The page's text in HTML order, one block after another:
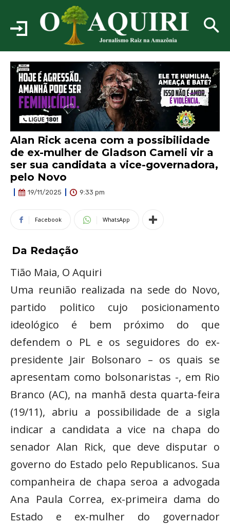
Alan Rick acena com a possibilidade
de ex-mulher de Gladson Cameli vir a
ser sua candidata a vice-governadora,
pelo Novo
19/11/2025 9:33 pm
Facebook WhatsApp
Da Redação
Tião Maia, O Aquiri
Uma reunião realizada na sede do Novo,
partido politico cujo posicionamento
ideológico é bem próximo do que
defendem o PL e os seguidores do ex-
presidente Jair Bolsonaro – os quais se
apresentam como bolsonaristas -, em Rio
Branco (AC), na manhã desta quarta-feira
(19/11), abriu a possibilidade de a sigla
indicar a candidata a vice na chapa do
senador Alan Rick, que deve disputar o
governo do Estado pelo Republicanos. Sua
companheira de chapa seroa a advogada
Ana Paula Correa, ex-primeira dama do
Estado e ex-mulher do governador